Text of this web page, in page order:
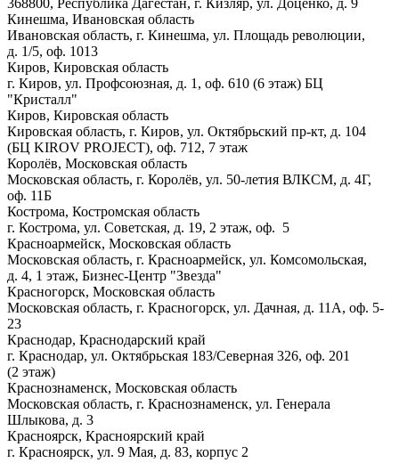
Кинешма, Ивановская область
Ивановская область, г. Кинешма, ул. Площадь революции,
д. 1/5, оф. 1013
Киров, Кировская область
г. Киров, ул. Профсоюзная, д. 1, оф. 610 (6 этаж) БЦ
"Кристалл"
Киров, Кировская область
Кировская область, г. Киров, ул. Октябрьский пр-кт, д. 104
(БЦ KIROV PROJECT), оф. 712, 7 этаж
Королёв, Московская область
Московская область, г. Королёв, ул. 50-летия ВЛКСМ, д. 4Г,
оф. 11Б
Кострома, Костромская область
г. Кострома, ул. Советская, д. 19, 2 этаж, оф. 5
Красноармейск, Московская область
Московская область, г. Красноармейск, ул. Комсомольская,
д. 4, 1 этаж, Бизнес-Центр "Звезда"
Красногорск, Московская область
Московская область, г. Красногорск, ул. Дачная, д. 11А, оф. 5-
23
Краснодар, Краснодарский край
г. Краснодар, ул. Октябрьская 183/Северная 326, оф. 201
(2 этаж)
Краснознаменск, Московская область
Московская область, г. Краснознаменск, ул. Генерала
Шлыкова, д. 3
Красноярск, Красноярский край
г. Красноярск, ул. 9 Мая, д. 83, корпус 2